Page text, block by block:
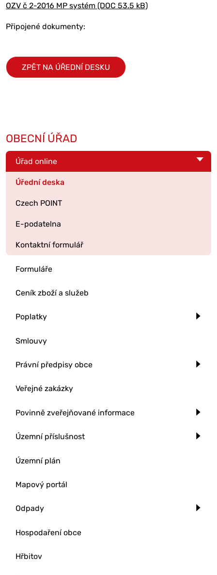
OZV č 2-2016 MP systém (DOC 53.5 kB)
Připojené dokumenty:
ZPĚT NA ÚŘEDNÍ DESKU
OBECNÍ ÚŘAD
Úřad online
Úřední deska
Czech POINT
E-podatelna
Kontaktní formulář
Formuláře
Ceník zboží a služeb
Poplatky
Smlouvy
Právní předpisy obce
Veřejné zakázky
Povinně zveřejňované informace
Územní příslušnost
Územní plán
Mapový portál
Odpady
Hospodaření obce
Hřbitov